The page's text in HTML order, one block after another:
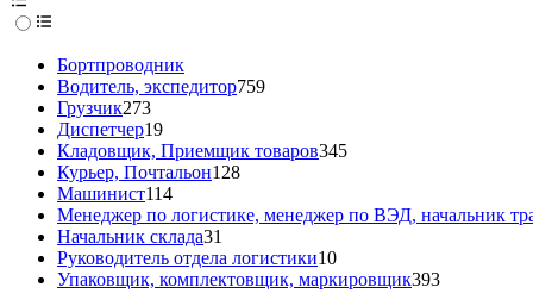
Бортпроводник
Водитель, экспедитор759
Грузчик273
Диспетчер19
Кладовщик, Приемщик товаров345
Курьер, Почтальон128
Машинист114
Менеджер по логистике, менеджер по ВЭД, начальник
Начальник склада31
Руководитель отдела логистики10
Упаковщик, комплектовщик, маркировщик393